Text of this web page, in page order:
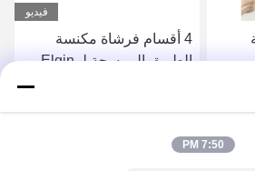
فيديو
4 أقسام فرشاة مكنسة
الطريق الممسحة لـ Elgin
7:50 PM